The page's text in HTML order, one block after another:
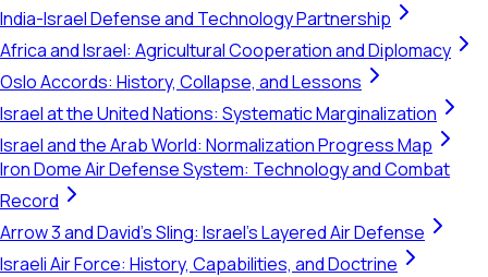
India-Israel Defense and Technology Partnership
Africa and Israel: Agricultural Cooperation and Diplomacy
Oslo Accords: History, Collapse, and Lessons
Israel at the United Nations: Systematic Marginalization
Israel and the Arab World: Normalization Progress Map
Iron Dome Air Defense System: Technology and Combat
Record
Arrow 3 and David's Sling: Israel's Layered Air Defense
Israeli Air Force: History, Capabilities, and Doctrine